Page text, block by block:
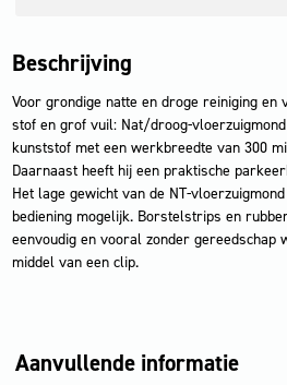
Beschrijving
Voor grondige natte en droge reiniging
stof en grof vuil: Nat/droog-
kunststof met een werkbreedte van 300
Daarnaast heeft hij een praktische
Het lage gewicht van de NT-
bediening mogelijk. Borstelstrips en
eenvoudig en vooral zonder gereedschap
middel van een clip.
Aanvullende informatie